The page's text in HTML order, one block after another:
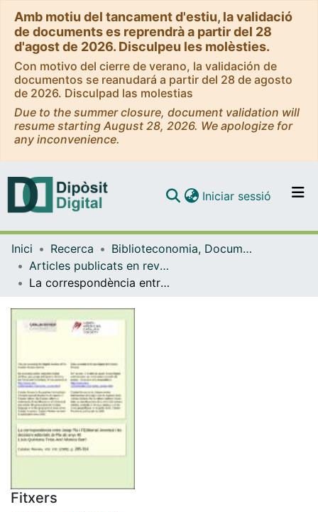
Amb motiu del tancament d'estiu, la validació
de documents es reprendrà a partir del 28
d'agost de 2026. Disculpeu les molèsties.
Con motivo del cierre de verano, la validación de
documentos se reanudará a partir del 28 de agosto
de 2026. Disculpad las molestias
Due to the summer closure, document validation will
resume starting August 28, 2026. We apologize for
any inconvenience.
Navega per tot el DD
Com publicar
Iniciar sessió (current)
Inici Recerca
Biblioteconomia, Documentació i Comunicació Audiovisual
Articles publicats en revistes (Biblioteconomia, Documentació i Comunicació Audiovisual)
La correspondència entre Josep Pla i l'Editorial Joventut i les decisions editorials de Pla als anys 40
Fitxers